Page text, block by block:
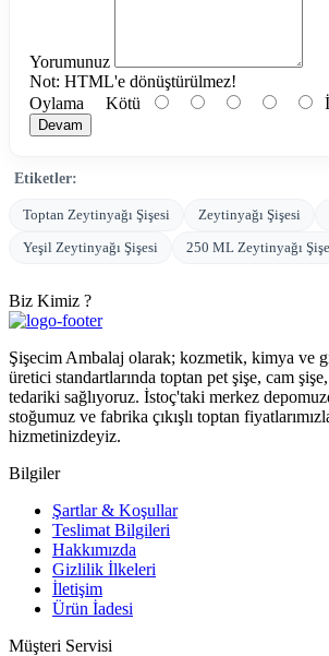
Yorumunuz
Not: HTML'e dönüştürülmez!
Oylama Kötü
Devam
Etiketler:
Toptan Zeytinyağı Şişesi Zeytinyağı Şişesi
Yeşil Zeytinyağı Şişesi
250 ML Zeytinyağı
Biz Kimiz ?
Şişecim Ambalaj olarak; kozmetik, kimya ve
üretici standartlarında toptan pet şişe, cam
tedariki sağlıyoruz. İstoç'taki merkez
stoğumuz ve fabrika çıkışlı toptan
hizmetinizdeyiz.
Bilgiler
Şartlar & Koşullar
Teslimat Bilgileri
Hakkımızda
Gizlilik İlkeleri
İletişim
Ürün İadesi
Müşteri Servisi